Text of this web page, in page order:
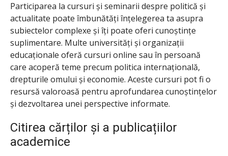
Participarea la cursuri și seminarii despre politică și
actualitate poate îmbunătăți înțelegerea ta asupra
subiectelor complexe și îți poate oferi cunoștințe
suplimentare. Multe universități și organizații
educaționale oferă cursuri online sau în persoană
care acoperă teme precum politica internațională,
drepturile omului și economie. Aceste cursuri pot fi o
resursă valoroasă pentru aprofundarea cunoștințelor
și dezvoltarea unei perspective informate.
Citirea cărților și a publicațiilor
academice